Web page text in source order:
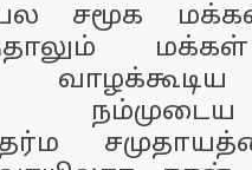
சமூக